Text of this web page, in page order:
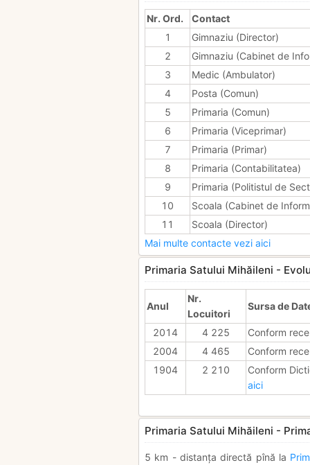
Nr. Ord.
Contact
1
Gimnaziu (Director)
2
Gimnaziu (Cabinet de
3
Medic (Ambulator)
4
Posta (Comun)
5
Primaria (Comun)
6
Primaria (Viceprimar)
7
Primaria (Primar)
8
Primaria (Contabilitatea)
9
Primaria (Politistul de
10
Scoala (Cabinet de
11
Scoala (Director)
Mai multe contacte vezi aici
Primaria Satului Mihăileni -
Anul
Nr.
Locuitori
Sursa de
2014 4 225
Conform
2004
4 465
Conform
1904
2 210
Conform
aici
Primaria Satului Mihăileni -
5 km - distanța directă pînă la